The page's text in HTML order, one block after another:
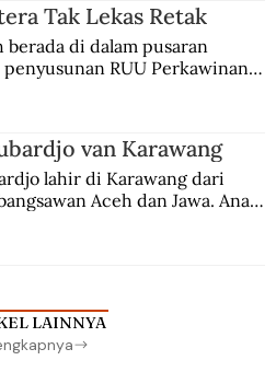
Tak Lekas Retak
berada di dalam pusaran
RUU Perkawinan.
van Karawang
lahir di Karawang dari
Aceh dan Jawa. Anak
LAINNYA